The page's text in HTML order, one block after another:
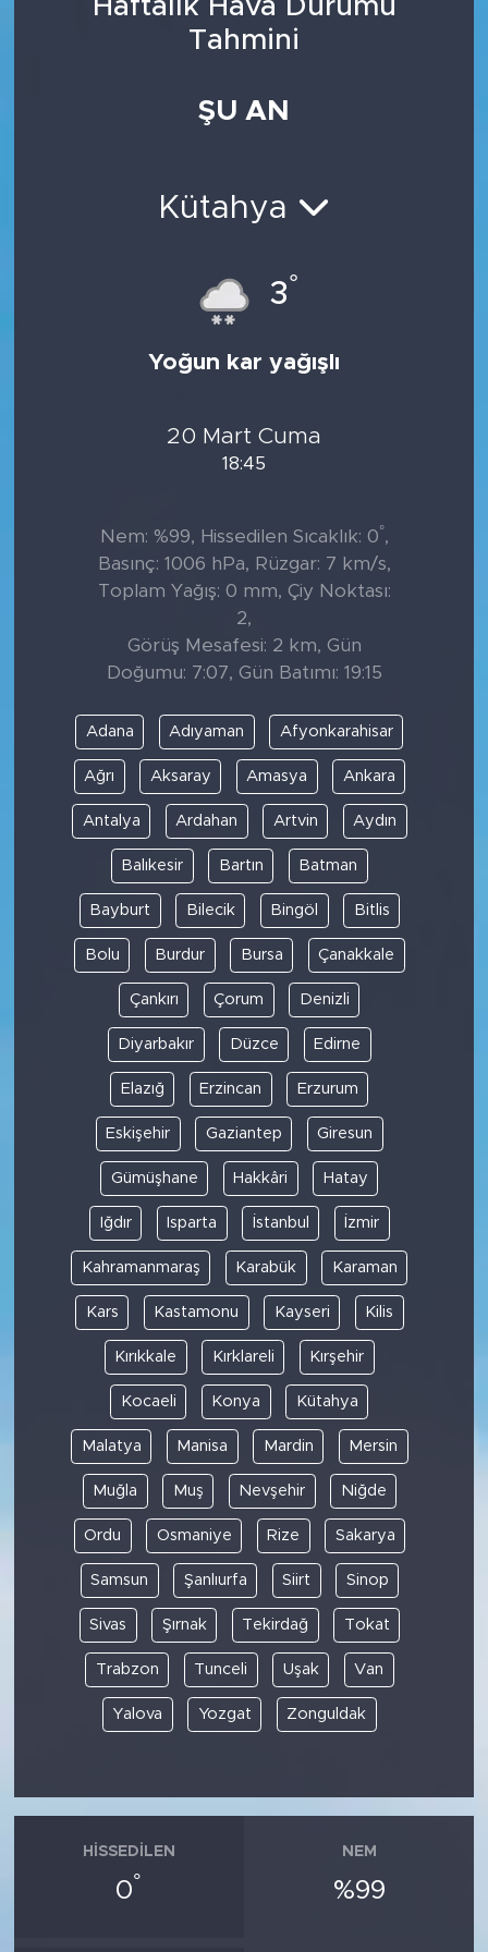
Haftalık Hava Durumu
Tahmini
ŞU AN
Kütahya
3°
Yoğun kar yağışlı
20 Mart Cuma
18:45
Nem: %99, Hissedilen Sıcaklık: 0°,
Basınç: 1006 hPa, Rüzgar: 7 km/s,
Toplam Yağış: 0 mm, Çiy Noktası:
2,
Görüş Mesafesi: 2 km, Gün
Doğumu: 7:07, Gün Batımı: 19:15
Adana Adıyaman Afyonkarahisar
Ağrı Aksaray Amasya Ankara
Antalya Ardahan Artvin Aydın
Balıkesir Bartın Batman
Bayburt Bilecik Bingöl Bitlis
Bolu Burdur Bursa Çanakkale
Çankırı Çorum Denizli
Diyarbakır Düzce Edirne
Elazığ Erzincan Erzurum
Eskişehir Gaziantep Giresun
Gümüşhane Hakkâri Hatay
Iğdır Isparta İstanbul İzmir
Kahramanmaraş Karabük Karaman
Kars Kastamonu Kayseri Kilis
Kırıkkale Kırklareli Kırşehir
Kocaeli Konya Kütahya
Malatya Manisa Mardin Mersin
Muğla Muş Nevşehir Niğde
Ordu Osmaniye Rize Sakarya
Samsun Şanlıurfa Siirt Sinop
Sivas Şırnak Tekirdağ Tokat
Trabzon Tunceli Uşak Van
Yalova Yozgat Zonguldak
HISSEDILEN
0°
NEM
%99